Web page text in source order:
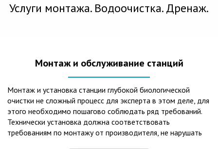
Услуги монтажа. Водоочистка. Дренаж.
Монтаж и обслуживание станций
Монтаж и установка станции глубокой биологической
очистки не сложный процесс для эксперта в этом деле, для
этого необходимо пошагово соблюдать ряд требований.
Технически установка должна соответствовать
требованиям по монтажу от производителя, не нарушать